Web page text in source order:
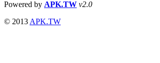
Powered by APK.TW v2.0
© 2013 APK.TW